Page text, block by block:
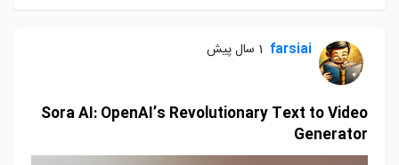
farsiai 1 سال پیش
Sora AI: OpenAI’s Revolutionary Text to Video
Generator